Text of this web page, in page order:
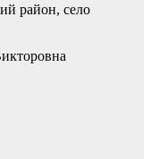
район, село